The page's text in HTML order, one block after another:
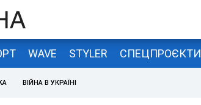
WAVE STYLER СПЕЦПРОЄКТИ
ВІЙНА В УКРАЇНІ